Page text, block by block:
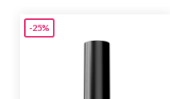
-25%